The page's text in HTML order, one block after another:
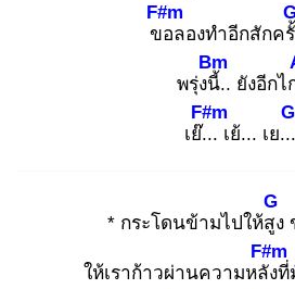
ขอ
F#m
ลองทำอีกสักค
พรุ่งนี้.
Bm
. ยังอีกไ
เย๊...
F#m
เย้... เย...
G
* กระโดนข้ามไปให้สูง
G
ให้เราก้าวผ่านความหลัง
F#m
ที่